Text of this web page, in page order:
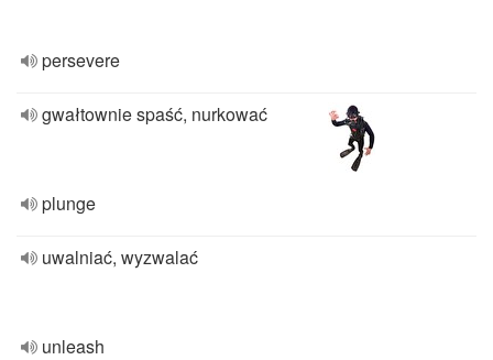
persevere
gwałtownie spaść, nurkować
plunge
uwalniać, wyzwalać
unleash